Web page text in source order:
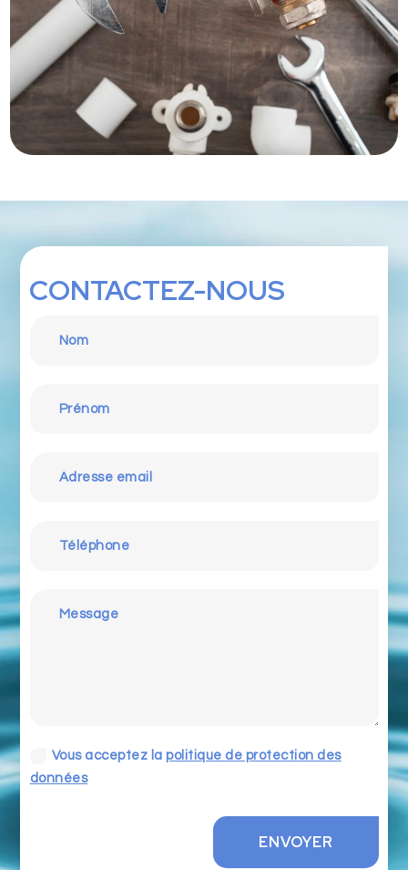
CONTACTEZ-NOUS
Vous acceptez lapolitique de protection des
données
ENVOYER